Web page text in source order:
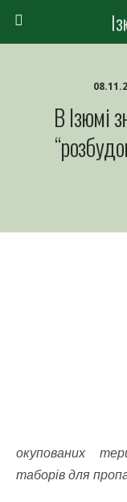
В Ізюмі
окупованих
таборів для